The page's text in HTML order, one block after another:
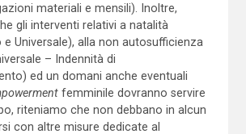
materiali e mensili). Inoltre,
gli interventi relativi a natalità
e Universale), alla non autosufficienza
– Indennità di
ed un domani anche eventuali
femminile dovranno servire
riteniamo che non debbano in alcun
con altre misure dedicate al